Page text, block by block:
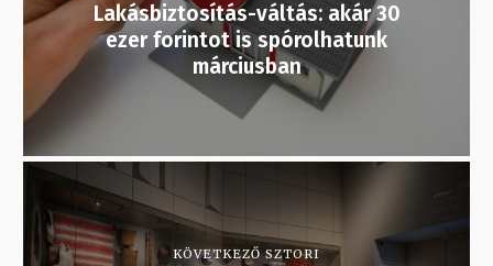
Lakásbiztosítás-váltás: akár 30
ezer forintot is spórolhatunk
márciusban
KÖVETKEZŐ SZTORI